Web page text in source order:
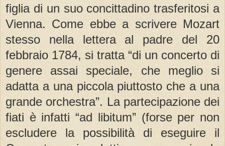
figlia di un suo concittadino trasferitosi a
Vienna. Come ebbe a scrivere Mozart
stesso nella lettera al padre del 20
febbraio 1784, si tratta “di un concerto di
genere assai speciale, che meglio si
adatta a una piccola piuttosto che a una
grande orchestra”. La partecipazione dei
fiati è infatti “ad libitum” (forse per non
escludere la possibilità di eseguire il